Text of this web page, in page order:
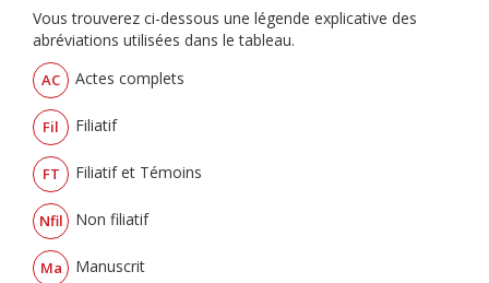
Vous trouverez ci-dessous une légende explicative des
abréviations utilisées dans le tableau.
AC Actes complets
Fil Filiatif
FT Filiatif et Témoins
Nfil Non filiatif
Ma Manuscrit